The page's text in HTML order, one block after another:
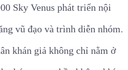
Sky Venus phát triển nội
vũ đạo và trình diễn nhóm.
khán giả không chỉ nằm ở